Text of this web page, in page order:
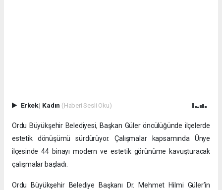
Erkek| Kadın (Haberi Sesli Oku)
Ordu Büyükşehir Belediyesi, Başkan Güler öncülüğünde ilçelerde
estetik dönüşümü sürdürüyor. Çalışmalar kapsamında Ünye
ilçesinde 44 binayı modern ve estetik görünüme kavuşturacak
çalışmalar başladı.
Ordu Büyükşehir Belediye Başkanı Dr. Mehmet Hilmi Güler’in